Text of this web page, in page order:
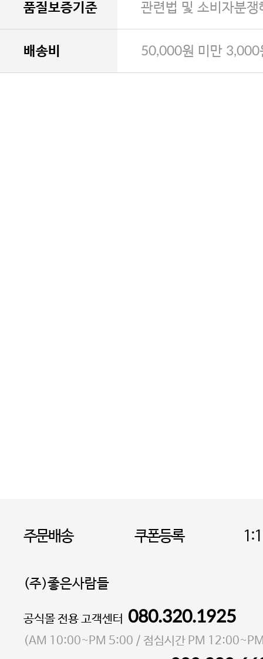
품질보증기준 관련법 및 소비자분
배송비 50,000원 미만 3,000
주문배송 쿠폰등록
(주)좋은사람들
대표 이성현,박영환| 개인정보관리책임자 김상현
소재지 서울특별시 마포구 마포대로4다길 41 마포
공식몰 전용 고객센터 080.320.1925
(AM 10:00~PM 5:00 / 점심시간 PM